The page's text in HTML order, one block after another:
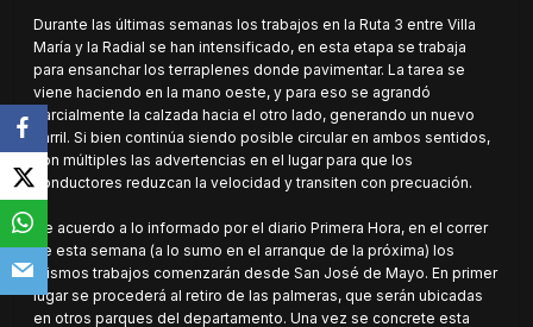
Durante las últimas semanas los trabajos en la Ruta 3 entre Villa
María y la Radial se han intensificado, en esta etapa se trabaja
para ensanchar los terraplenes donde pavimentar. La tarea se
viene haciendo en la mano oeste, y para eso se agrandó
parcialmente la calzada hacia el otro lado, generando un nuevo
carril. Si bien continúa siendo posible circular en ambos sentidos,
son múltiples las advertencias en el lugar para que los
conductores reduzcan la velocidad y transiten con precuación.
De acuerdo a lo informado por el diario Primera Hora, en el correr
de esta semana (a lo sumo en el arranque de la próxima) los
mismos trabajos comenzarán desde San José de Mayo. En primer
lugar se procederá al retiro de las palmeras, que serán ubicadas
en otros parques del departamento. Una vez se concrete esta